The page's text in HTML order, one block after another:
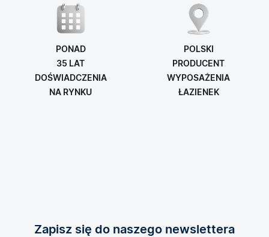
PONAD
35 LAT
DOŚWIADCZENIA
NA RYNKU
POLSKI
PRODUCENT
WYPOSAŻENIA
ŁAZIENEK
Zapisz się do naszego newslettera